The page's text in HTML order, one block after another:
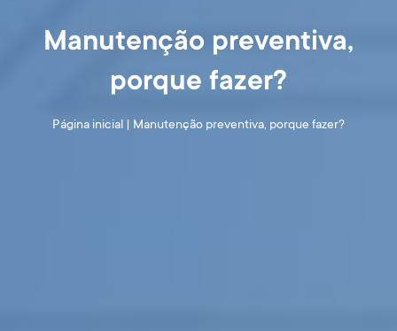
Manutenção preventiva,
porque fazer?
Página inicial Manutenção preventiva, porque fazer?